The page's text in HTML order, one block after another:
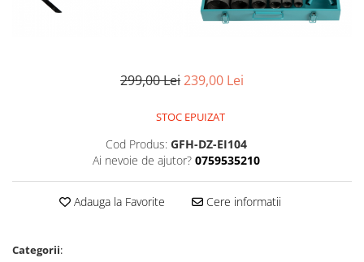
299,00 Lei239,00 Lei
STOC EPUIZAT
Cod Produs: GFH-DZ-EI104
Ai nevoie de ajutor? 0759535210
Adauga la Favorite Cere informatii
Categorii: